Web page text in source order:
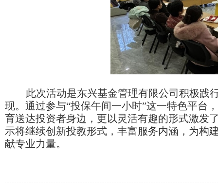
此次活动是东兴基金管理有限公司积极践
现。通过参与“投保午间一小时”这一特色平台
育送达投资者身边，更以灵活有趣的形式激发
示将继续创新投教形式，丰富服务内涵，为构
献专业力量。